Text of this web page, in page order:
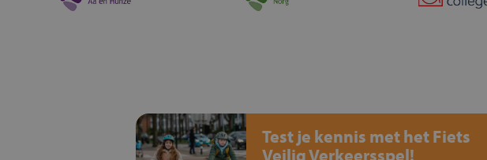
Test je kennis met het Fiets
Veilig Verkeersspel!